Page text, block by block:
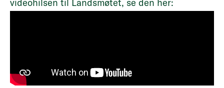
videohilsen til Landsmøtet, se den her: